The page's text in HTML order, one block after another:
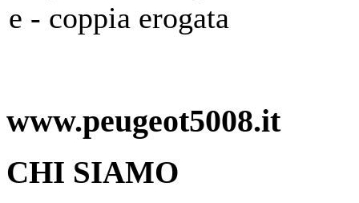
e - coppia erogata
www.peugeot5008.it
CHI SIAMO